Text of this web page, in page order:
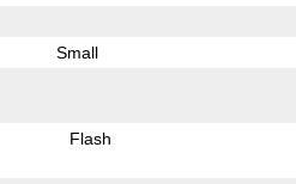
Small
Flash